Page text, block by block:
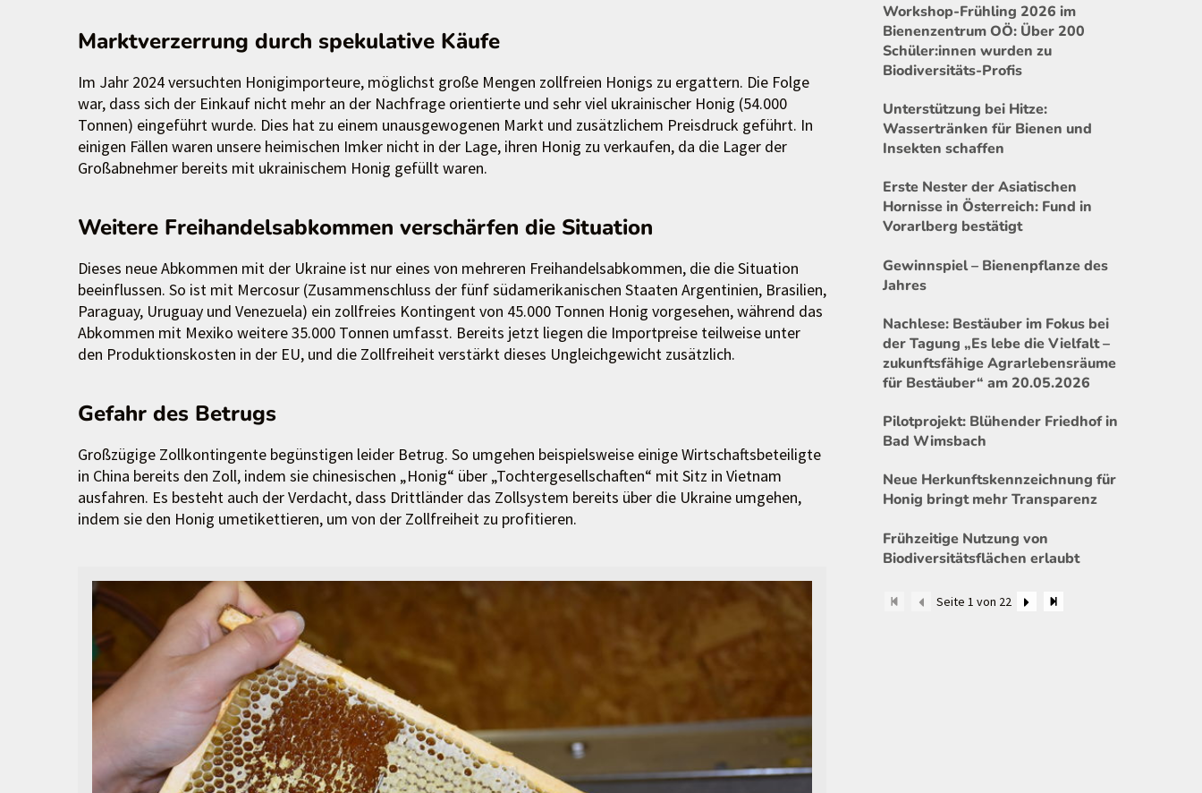
Marktverzerrung durch spekulative Käufe
Im Jahr 2024 versuchten Honigimporteure, möglichst große Mengen zollfreien Honigs zu ergattern. Die Folge
war, dass sich der Einkauf nicht mehr an der Nachfrage orientierte und sehr viel ukrainischer Honig (54.000
Tonnen) eingeführt wurde. Dies hat zu einem unausgewogenen Markt und zusätzlichem Preisdruck geführt. In
einigen Fällen waren unsere heimischen Imker nicht in der Lage, ihren Honig zu verkaufen, da die Lager der
Großabnehmer bereits mit ukrainischem Honig gefüllt waren.
Weitere Freihandelsabkommen verschärfen die Situation
Dieses neue Abkommen mit der Ukraine ist nur eines von mehreren Freihandelsabkommen, die die Situation
beeinflussen. So ist mit Mercosur (Zusammenschluss der fünf südamerikanischen Staaten Argentinien, Brasilien,
Paraguay, Uruguay und Venezuela) ein zollfreies Kontingent von 45.000 Tonnen Honig vorgesehen, während das
Abkommen mit Mexiko weitere 35.000 Tonnen umfasst. Bereits jetzt liegen die Importpreise teilweise unter
den Produktionskosten in der EU, und die Zollfreiheit verstärkt dieses Ungleichgewicht zusätzlich.
Gefahr des Betrugs
Großzügige Zollkontingente begünstigen leider Betrug. So umgehen beispielsweise einige Wirtschaftsbeteiligte
in China bereits den Zoll, indem sie chinesischen „Honig“ über „Tochtergesellschaften“ mit Sitz in Vietnam
ausfahren. Es besteht auch der Verdacht, dass Drittländer das Zollsystem bereits über die Ukraine umgehen,
indem sie den Honig umetikettieren, um von der Zollfreiheit zu profitieren.
Workshop-Frühling 2026 im
Bienenzentrum OÖ: Über 200
Schüler:innen wurden zu
Biodiversitäts-Profis
Unterstützung bei Hitze:
Wassertränken für Bienen und
Insekten schaffen
Erste Nester der Asiatischen
Hornisse in Österreich: Fund in
Vorarlberg bestätigt
Gewinnspiel – Bienenpflanze des
Jahres
Nachlese: Bestäuber im Fokus bei
der Tagung „Es lebe die Vielfalt –
zukunftsfähige Agrarlebensräume
für Bestäuber“ am 20.05.2026
Pilotprojekt: Blühender Friedhof in
Bad Wimsbach
Neue Herkunftskennzeichnung für
Honig bringt mehr Transparenz
Frühzeitige Nutzung von
Biodiversitätsflächen erlaubt
Seite 1 von 22